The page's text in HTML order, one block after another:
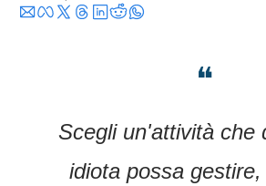
❝
Scegli un'attività che
idiota possa